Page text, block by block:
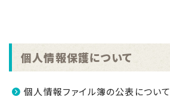
個人情報保護について
個人情報ファイル簿の公表について